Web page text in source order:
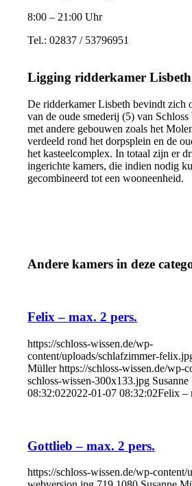
8:00 – 21:00 Uhr
Tel.:02837 / 53796951
Ligging ridderkamer Lisbeth
De ridderkamer Lisbeth bevindt zich
van de oude smederij (5) van Schloss
met andere gebouwen zoals het
verdeeld rond het dorpsplein en de
het kasteelcomplex. In totaal zijn er
ingerichte kamers, die indien nodig
gecombineerd tot een wooneenheid.
Andere kamers in deze
Felix – max. 2 pers.
https://schloss-wissen.de/wp-
content/uploads/schlafzimmer-
Müller https://schloss-wissen.de/wp-
schloss-wissen-300x133.jpg
08:32:022022-01-07 08:32:02Felix –
Gottlieb – max. 2 pers.
https://schloss-wissen.de/wp-